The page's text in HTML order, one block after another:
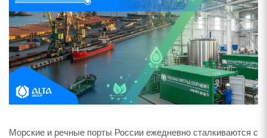
Морские и речные порты России ежедневно сталкиваются с